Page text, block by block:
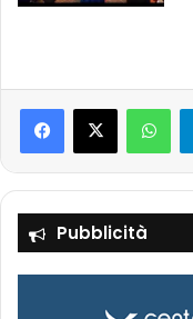
Pubblicità